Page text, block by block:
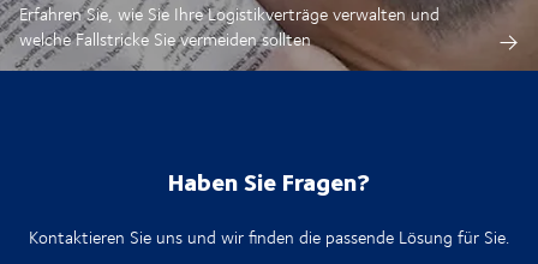
Erfahren Sie, wie Sie Ihre Logistikverträge verwalten und
welche Fallstricke Sie vermeiden sollten
Haben Sie Fragen?
Kontaktieren Sie uns und wir finden die passende Lösung für Sie.